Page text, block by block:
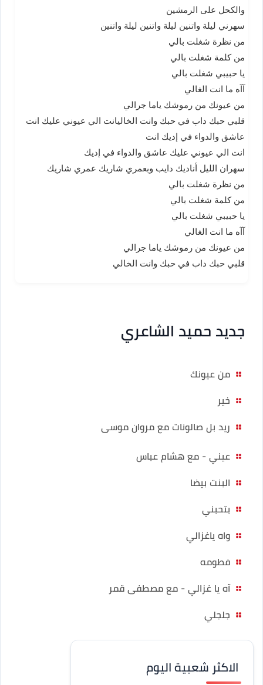
والكحل على الرمشين
سهرني ليلة واتنين ليلة واتنين ليلة واتنين
من نظرة شغلت بالي
من كلمة شغلت بالي
يا حبيبي شغلت بالي
آآه ما انت الغالي
من عيونك من رموشك ياما جرالي
قلبي حبك داب في حبك وانت الخاليانت الي عيوني عليك انت
عاشق والدواء في إديك انت
انت الي عيوني عليك عاشق والدواء في إديك
سهران الليل أناديك دايب وبعمري شاريك عمري شاريك
من نظرة شغلت بالي
من كلمة شغلت بالي
يا حبيبي شغلت بالي
آآه ما انت الغالي
من عيونك من رموشك ياما جرالي
قلبي حبك داب في حبك وانت الخالي
جديد حميد الشاعري
من عيونك
خير
ريد بل صالونات مع مروان موسى
عيني - مع هشام عباس
البنت بيضا
بتحبني
واه ياغزالي
فطومه
آه يا غزالي - مع مصطفى قمر
جلجلي
الاكثر شعبية اليوم